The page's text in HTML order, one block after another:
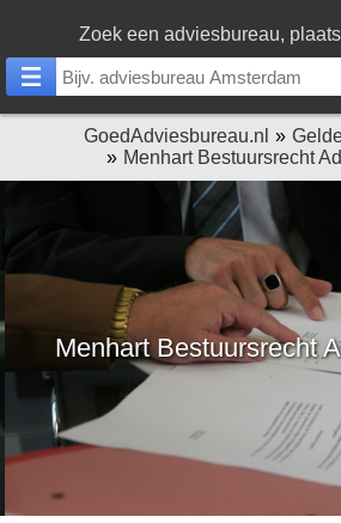
Zoek een adviesbureau,
GoedAdviesbureau.nl
Menhart Bestuursrecht
Menhart Bestuursrecht